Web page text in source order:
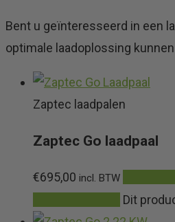
Bent u geïnteresseerd in een
optimale laadoplossing
Zaptec laadpalen
Zaptec Go laadpaal
€695,00 incl. BTW
Dit